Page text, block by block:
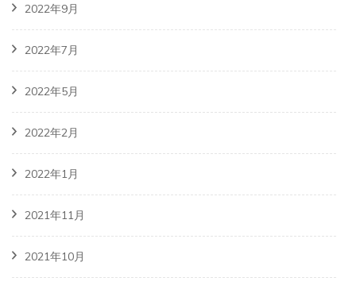
2022年9月
2022年7月
2022年5月
2022年2月
2022年1月
2021年11月
2021年10月